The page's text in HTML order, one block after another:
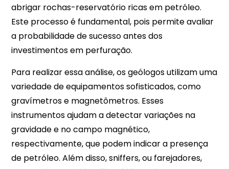
abrigar rochas-reservatório ricas em petróleo.
Este processo é fundamental, pois permite avaliar
a probabilidade de sucesso antes dos
investimentos em perfuração.
Para realizar essa análise, os geólogos utilizam uma
variedade de equipamentos sofisticados, como
gravímetros e magnetômetros. Esses
instrumentos ajudam a detectar variações na
gravidade e no campo magnético,
respectivamente, que podem indicar a presença
de petróleo. Além disso, sniffers, ou farejadores,